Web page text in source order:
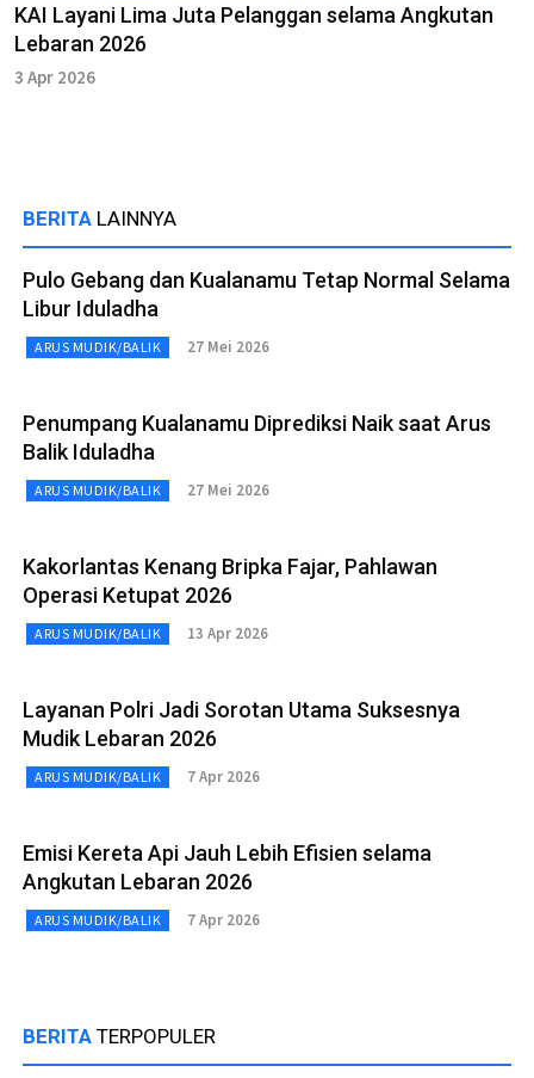
KAI Layani Lima Juta Pelanggan selama Angkutan
Lebaran 2026
3 Apr 2026
BERITA LAINNYA
Pulo Gebang dan Kualanamu Tetap Normal Selama
Libur Iduladha
ARUS MUDIK/BALIK 27 Mei 2026
Penumpang Kualanamu Diprediksi Naik saat Arus
Balik Iduladha
ARUS MUDIK/BALIK 27 Mei 2026
Kakorlantas Kenang Bripka Fajar, Pahlawan
Operasi Ketupat 2026
ARUS MUDIK/BALIK 13 Apr 2026
Layanan Polri Jadi Sorotan Utama Suksesnya
Mudik Lebaran 2026
ARUS MUDIK/BALIK 7 Apr 2026
Emisi Kereta Api Jauh Lebih Efisien selama
Angkutan Lebaran 2026
ARUS MUDIK/BALIK 7 Apr 2026
BERITA TERPOPULER